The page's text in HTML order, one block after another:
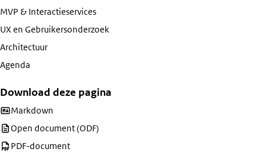
MVP & Interactieservices
UX en Gebruikersonderzoek
Architectuur
Agenda
Download deze pagina
Download deze pagina als
Markdown
Download deze pagina als
Open document (ODF)
Download deze pagina als
PDF-document